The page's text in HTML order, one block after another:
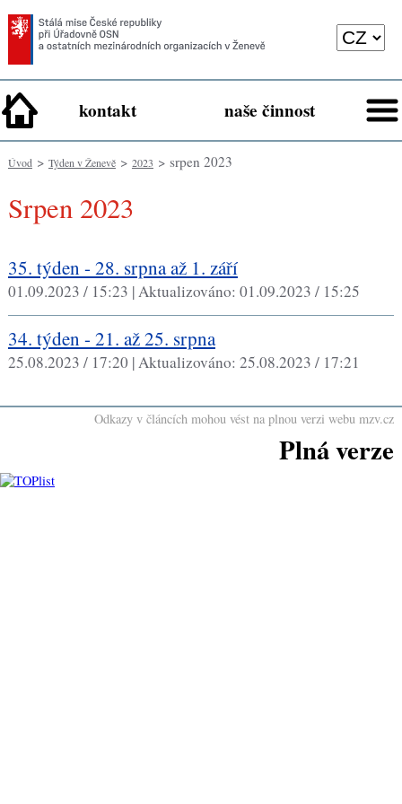
kontakt naše činnost
Úvod> Týden v Ženevě> 2023 > srpen 2023
srpen 2023
35. týden - 28. srpna až 1. září
01.09.2023 / 15:23 |Aktualizováno: 01.09.2023 / 15:25
34. týden - 21. až 25. srpna
25.08.2023 / 17:20 |Aktualizováno: 25.08.2023 / 17:21
Odkazy v článcích mohou vést na plnou verzi webu mzv.cz
Plná verze